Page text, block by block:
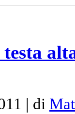
testa
| di